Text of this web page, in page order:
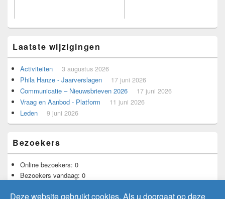
Voorbeeld voor adverteerders.
Laatste wijzigingen
Activiteiten 3 augustus 2026
Phila Hanze - Jaarverslagen 17 juni 2026
Communicatie – Nieuwsbrieven 2026 17 juni 2026
Vraag en Aanbod - Platform 11 juni 2026
Leden 9 juni 2026
Bezoekers
Online bezoekers: 0
Bezoekers vandaag: 0
Totaal aantal bezoekers:11.730
Deze website gebruikt cookies. Als u doorgaat op deze